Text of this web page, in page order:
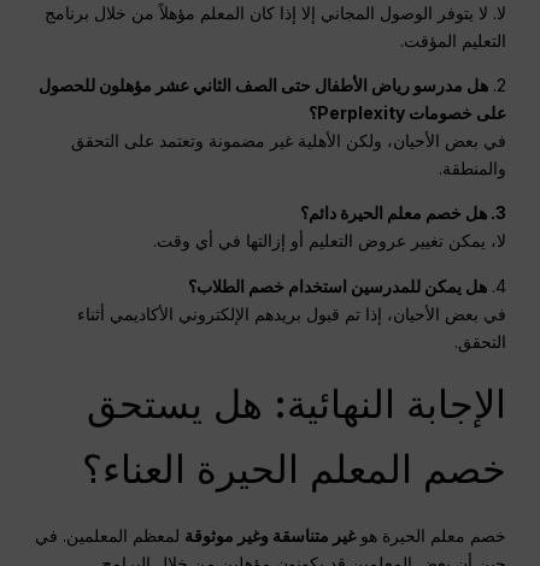
لا. لا يتوفر الوصول المجاني إلا إذا كان المعلم مؤهلاً من خلال برنامج
التعليم المؤقت.
2. هل مدرسو رياض الأطفال حتى الصف الثاني عشر مؤهلون للحصول
على خصومات Perplexity؟
في بعض الأحيان، ولكن الأهلية غير مضمونة وتعتمد على التحقق
والمنطقة.
3. هل خصم معلم الحيرة دائم؟
لا، يمكن تغيير عروض التعليم أو إزالتها في أي وقت.
4. هل يمكن للمدرسين استخدام خصم الطلاب؟
في بعض الأحيان، إذا تم قبول بريدهم الإلكتروني الأكاديمي أثناء
التحقق.
الإجابة النهائية: هل يستحق
خصم المعلم الحيرة العناء؟
خصم معلم الحيرة هوغير متناسقة وغير موثوقة لمعظم المعلمين. في